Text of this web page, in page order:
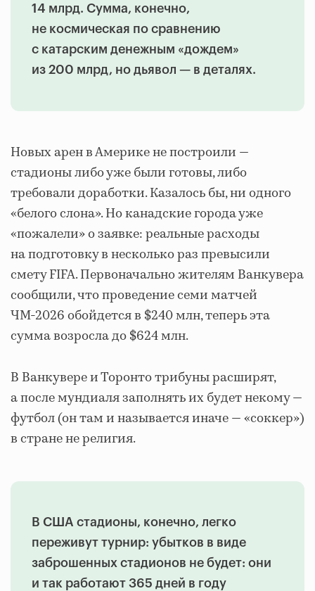
14 млрд. Сумма, конечно,
не космическая по сравнению
с катарским денежным «дождем»
из 200 млрд, но дьявол — в деталях.
Новых арен в Америке не построили —
стадионы либо уже были готовы, либо
требовали доработки. Казалось бы, ни одного
«белого слона». Но канадские города уже
«пожалели» о заявке: реальные расходы
на подготовку в несколько раз превысили
смету FIFA. Первоначально жителям Ванкувера
сообщили, что проведение семи матчей
ЧМ‑2026 обойдется в $240 млн, теперь эта
сумма возросла до $624 млн.
В Ванкувере и Торонто трибуны расширят,
а после мундиаля заполнять их будет некому —
футбол (он там и называется иначе — «соккер»)
в стране не религия.
В США стадионы, конечно, легко
переживут турнир: убытков в виде
заброшенных стадионов не будет: они
и так работают 365 дней в году